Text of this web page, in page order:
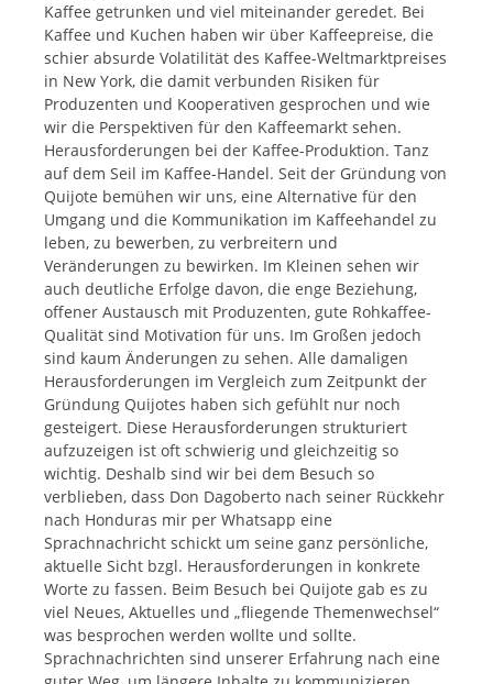
Kaffee getrunken und viel miteinander geredet. Bei
Kaffee und Kuchen haben wir über Kaffeepreise, die
schier absurde Volatilität des Kaffee-Weltmarktpreises
in New York, die damit verbunden Risiken für
Produzenten und Kooperativen gesprochen und wie
wir die Perspektiven für den Kaffeemarkt sehen.
Herausforderungen bei der Kaffee-Produktion. Tanz
auf dem Seil im Kaffee-Handel. Seit der Gründung von
Quijote bemühen wir uns, eine Alternative für den
Umgang und die Kommunikation im Kaffeehandel zu
leben, zu bewerben, zu verbreitern und
Veränderungen zu bewirken. Im Kleinen sehen wir
auch deutliche Erfolge davon, die enge Beziehung,
offener Austausch mit Produzenten, gute Rohkaffee-
Qualität sind Motivation für uns. Im Großen jedoch
sind kaum Änderungen zu sehen. Alle damaligen
Herausforderungen im Vergleich zum Zeitpunkt der
Gründung Quijotes haben sich gefühlt nur noch
gesteigert. Diese Herausforderungen strukturiert
aufzuzeigen ist oft schwierig und gleichzeitig so
wichtig. Deshalb sind wir bei dem Besuch so
verblieben, dass Don Dagoberto nach seiner Rückkehr
nach Honduras mir per Whatsapp eine
Sprachnachricht schickt um seine ganz persönliche,
aktuelle Sicht bzgl. Herausforderungen in konkrete
Worte zu fassen. Beim Besuch bei Quijote gab es zu
viel Neues, Aktuelles und „fliegende Themenwechsel“
was besprochen werden wollte und sollte.
Sprachnachrichten sind unserer Erfahrung nach eine